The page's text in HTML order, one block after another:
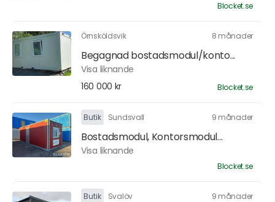
Blocket.se
Örnsköldsvik 8 månader
Begagnad bostadsmodul/konto...
Visa liknande
160 000 kr
Blocket.se
Butik Sundsvall 9 månader
Bostadsmodul, Kontorsmodul...
Visa liknande
Blocket.se
Butik Svalöv 9 månader